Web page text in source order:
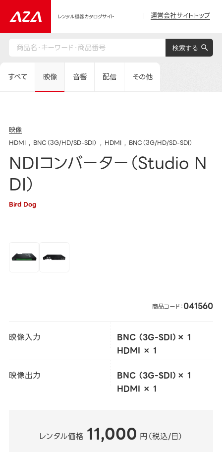
レンタル機器カタログサイト 運営会社サイトトップ
すべて 映像 音響 配信 その他
映像
HDMI BNC（3G/HD/SD-SDI） HDMI BNC（3G/HD/SD-SDI）
NDIコンバーター（Studio N
DI）
Bird Dog
商品コード：041560
映像入力
BNC （3G-SDI）× 1
HDMI × 1
映像出力
BNC （3G-SDI）× 1
HDMI × 1
レンタル価格 11,000 円（税込/日）